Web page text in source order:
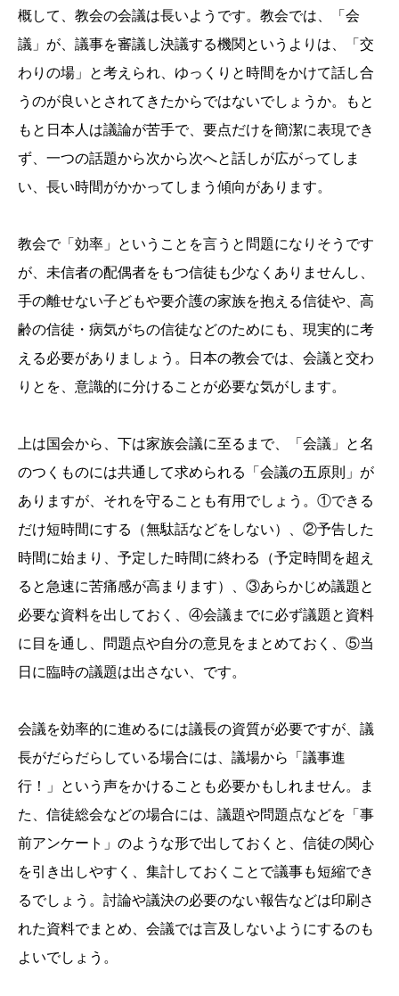
概して、教会の会議は長いようです。教会では、「会
議」が、議事を審議し決議する機関というよりは、「交
わりの場」と考えられ、ゆっくりと時間をかけて話し合
うのが良いとされてきたからではないでしょうか。もと
もと日本人は議論が苦手で、要点だけを簡潔に表現でき
ず、一つの話題から次から次へと話しが広がってしま
い、長い時間がかかってしまう傾向があります。
教会で「効率」ということを言うと問題になりそうです
が、未信者の配偶者をもつ信徒も少なくありませんし、
手の離せない子どもや要介護の家族を抱える信徒や、高
齢の信徒・病気がちの信徒などのためにも、現実的に考
える必要がありましょう。日本の教会では、会議と交わ
りとを、意識的に分けることが必要な気がします。
上は国会から、下は家族会議に至るまで、「会議」と名
のつくものには共通して求められる「会議の五原則」が
ありますが、それを守ることも有用でしょう。①できる
だけ短時間にする（無駄話などをしない）、②予告した
時間に始まり、予定した時間に終わる（予定時間を超え
ると急速に苦痛感が高まります）、③あらかじめ議題と
必要な資料を出しておく、④会議までに必ず議題と資料
に目を通し、問題点や自分の意見をまとめておく、⑤当
日に臨時の議題は出さない、です。
会議を効率的に進めるには議長の資質が必要ですが、議
長がだらだらしている場合には、議場から「議事進
行！」という声をかけることも必要かもしれません。ま
た、信徒総会などの場合には、議題や問題点などを「事
前アンケート」のような形で出しておくと、信徒の関心
を引き出しやすく、集計しておくことで議事も短縮でき
るでしょう。討論や議決の必要のない報告などは印刷さ
れた資料でまとめ、会議では言及しないようにするのも
よいでしょう。